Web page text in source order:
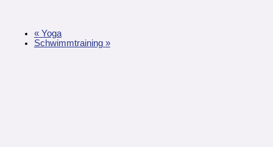
«Yoga
Schwimmtraining »